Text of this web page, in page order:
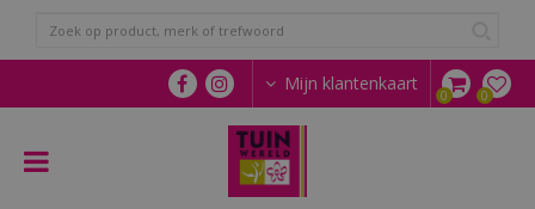
n
a
Mijn klantenkaart